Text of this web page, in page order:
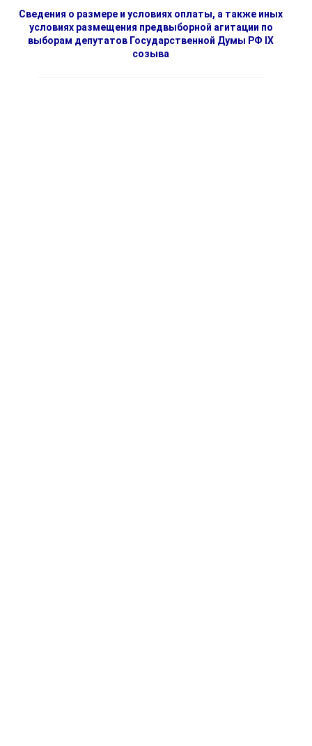
Сведения о размере и условиях оплаты, а также иных
условиях размещения предвыборной агитации по
выборам депутатов Государственной Думы РФ IX
созыва